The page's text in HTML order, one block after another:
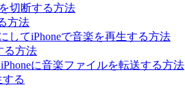
切断する方法
方法
してiPhoneで音楽を再生する方法
る方法
に音楽ファイルを転送する方法
る